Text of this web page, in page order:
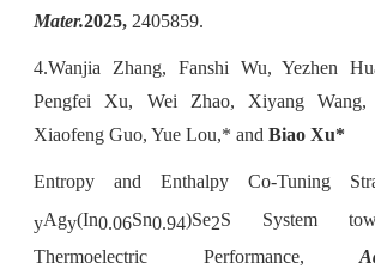
Mater.2025, 2405859.
4.Wanjia Zhang, Fanshi Wu, Yezhen
Pengfei Xu, Wei Zhao, Xiyang Wang,
Xiaofeng Guo, Yue Lou,* and Biao Xu*
Entropy and Enthalpy Co-Tuning
yAgy(In0.06Sn0.94)Se2S System
Thermoelectric Performance,